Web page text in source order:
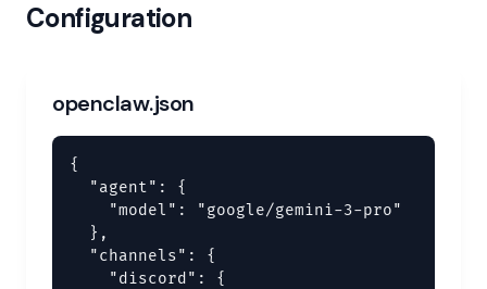
Configuration
openclaw.json
{
  "agent": {
    "model": "google/gemini-3-pro"
  },
  "channels": {
    "discord": {